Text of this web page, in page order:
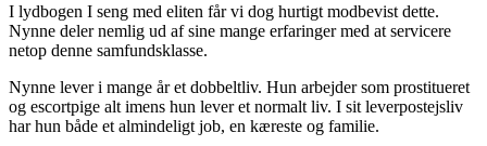
I lydbogen I seng med eliten får vi dog hurtigt modbevist dette.
Nynne deler nemlig ud af sine mange erfaringer med at servicere
netop denne samfundsklasse.
Nynne lever i mange år et dobbeltliv. Hun arbejder som prostitueret
og escortpige alt imens hun lever et normalt liv. I sit leverpostejsliv
har hun både et almindeligt job, en kæreste og familie.